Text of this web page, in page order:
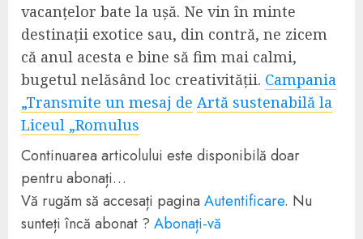
vacanțelor bate la ușă. Ne vin în minte
destinații exotice sau, din contră, ne zicem
că anul acesta e bine să fim mai calmi,
bugetul nelăsând loc creativității. Campania
„Transmite un mesaj de Artă sustenabilă la
Liceul „Romulus
Continuarea articolului este disponibilă doar
pentru abonați…
Vă rugăm să accesați pagina Autentificare. Nu
sunteți încă abonat ? Abonați-vă